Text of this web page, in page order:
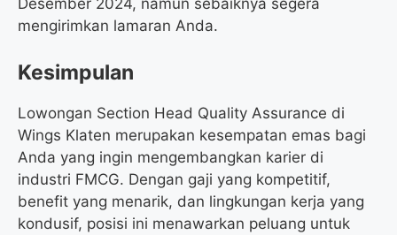
Desember 2024, namun sebaiknya segera
mengirimkan lamaran Anda.
Kesimpulan
Lowongan Section Head Quality Assurance di
Wings Klaten merupakan kesempatan emas bagi
Anda yang ingin mengembangkan karier di
industri FMCG. Dengan gaji yang kompetitif,
benefit yang menarik, dan lingkungan kerja yang
kondusif, posisi ini menawarkan peluang untuk